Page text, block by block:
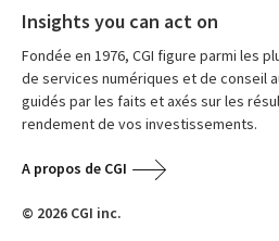
Insights you can act on
Fondée en 1976, CGI figure parmi les
de services numériques et de conseil
guidés par les faits et axés sur les
rendement de vos investissements.
A propos de CGI
© 2026 CGI inc.